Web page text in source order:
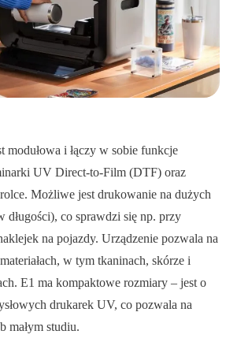
i łączy w sobie funkcje
UV Direct-to-Film (DTF) oraz
Możliwe jest drukowanie na dużych
długości), co sprawdzi się np. przy
na pojazdy. Urządzenie pozwala na
w tym tkaninach, skórze i
E1 ma kompaktowe rozmiary – jest o
drukarek UV, co pozwala na
małym studiu.